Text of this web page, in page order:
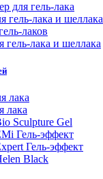
для гель-лака
гель-лака и шеллака
лаков
гель-лака и шеллака
лака
лака
Sculpture Gel
Гель-эффект
Гель-эффект
Black